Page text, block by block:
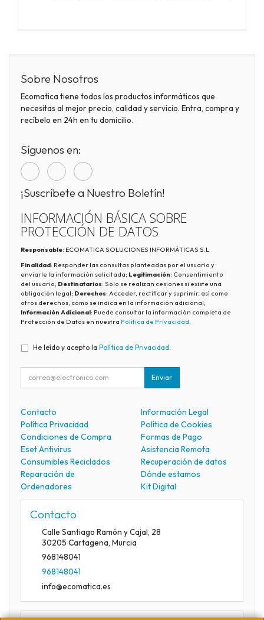
Sobre Nosotros
Ecomatica tiene todos los productos informáticos que
necesitas al mejor precio, calidad y servicio. Entra, compra y
recíbelo en 24h en tu domicilio.
Síguenos en:
¡Suscríbete a Nuestro Boletín!
INFORMACIÓN BÁSICA SOBRE
PROTECCIÓN DE DATOS
Responsable: ECOMATICA SOLUCIONES INFORMÁTICAS S.L
Finalidad: Responder las consultas planteadas por el usuario y
enviarle la información solicitada; Legitimación: Consentimiento
del usuario; Destinatarios: Solo se realizan cesiones si existe una
obligación legal; Derechos: Acceder, rectificar y suprimir, así como
otros derechos, como se indica en la información adicional;
Información Adicional: Puede consultar la información completa de
Protección de Datos en nuestra Política de Privacidad.
He leído y acepto la Política de Privacidad
Enviar
Contacto
Información Legal
Política Privacidad
Política de Cookies
Condiciones de Compra
Formas de Pago
Eset Antivirus
Asistencia Remota
Consumibles Reciclados
Recuperación de datos
Reparación de
Ordenadores
Dónde estamos
Kit Digital
Contacto
Calle Santiago Ramón y Cajal, 28
30205 Cartagena, Murcia
968148041
968148041
info@ecomatica.es